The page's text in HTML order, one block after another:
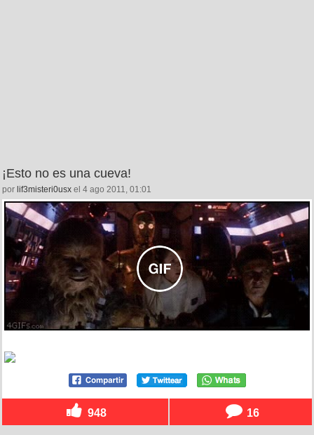
¡Esto no es una cueva!
por lif3misteri0usx el 4 ago 2011, 01:01
948 16